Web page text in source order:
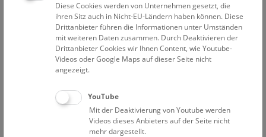
Agnezy Stefan
Museumspädagogische Vermittlung
Bäuerlein Ralf
Anmeldung
Fernandez Coll Meritxell
Museumspädagogische Vermittlung
Goldmann Christoph
Mitarbeiter Wissenschaftskommunikation
Diese Cookies werden von Unternehmen gesetzt, die
ihren Sitz auch in Nicht-EU-Ländern haben können. Diese
Drittanbieter führen die Informationen unter Umständen
mit weiteren Daten zusammen. Durch Deaktivieren der
Drittanbieter Cookies wir Ihnen Content, wie Youtube-
Videos oder Google Maps auf dieser Seite nicht
angezeigt.
YouTube
Mit der Deaktivierung von Youtube werden
Videos dieses Anbieters auf der Seite nicht
mehr dargestellt.